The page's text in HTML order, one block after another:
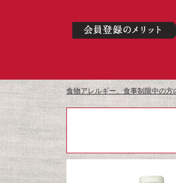
食物アレルギー、食事制限中の方